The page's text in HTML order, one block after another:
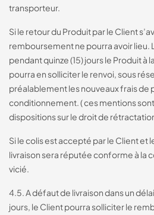
transporteur.
Si le retour du Produit par le Client
remboursement ne pourra avoir lieu.
pendant quinze (15) jours le Produit à
pourra en solliciter le renvoi, sous
préalablement les nouveaux frais de
conditionnement. ( ces mentions
dispositions sur le droit de
Si le colis est accepté par le Client et
livraison sera réputée conforme à la
vicié.
4.5. A défaut de livraison dans un
jours, le Client pourra solliciter le